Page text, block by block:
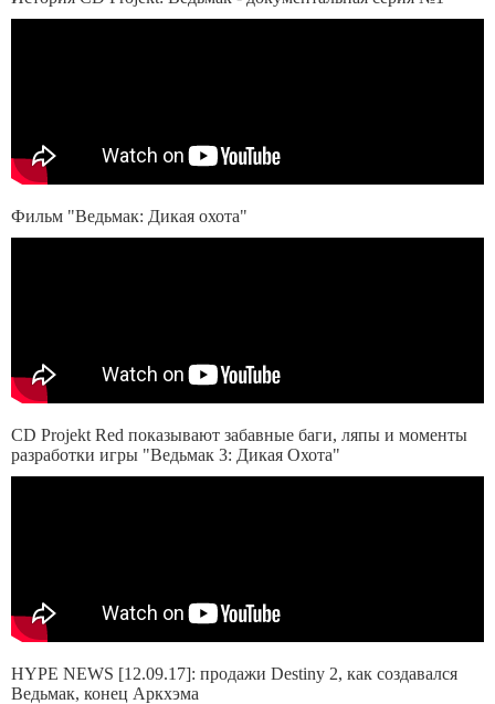
Фильм "Ведьмак: Дикая охота"
CD Projekt Red показывают забавные баги, ляпы и моменты
разработки игры "Ведьмак 3: Дикая Охота"
HYPE NEWS [12.09.17]: продажи Destiny 2, как создавался
Ведьмак, конец Аркхэма